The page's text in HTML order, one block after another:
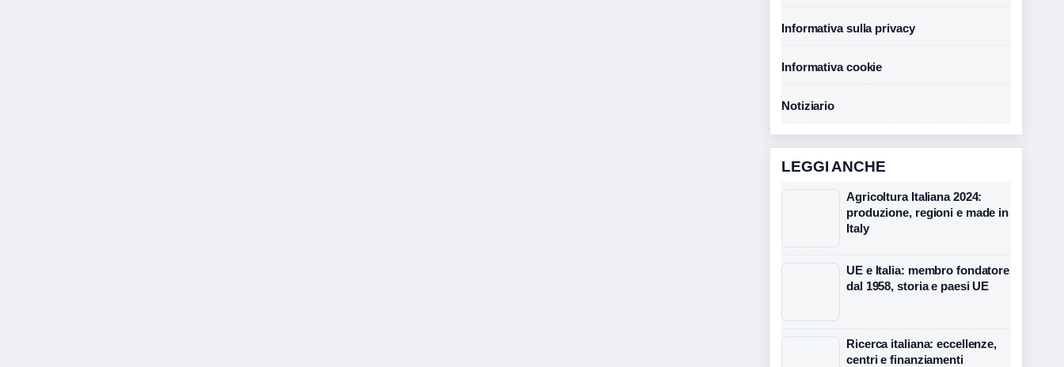
Informativa sulla privacy
Informativa cookie
Notiziario
LEGGI ANCHE
Agricoltura Italiana 2024:
produzione, regioni e made in
Italy
UE e Italia: membro fondatore
dal 1958, storia e paesi UE
Ricerca italiana: eccellenze,
centri e finanziamenti